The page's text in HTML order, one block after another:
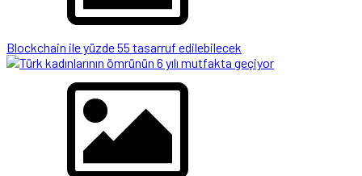
Blockchain ile yüzde 55 tasarruf edilebilecek